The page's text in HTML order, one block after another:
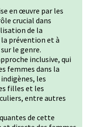
en œuvre par les
crucial dans
de la
prévention et à
le genre.
inclusive, qui
femmes dans la
les
filles et les
entre autres
de cette